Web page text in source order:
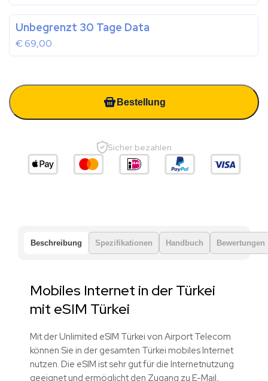
Unbegrenzt 30 Tage Data
€69,00
Bestellung
Sicher bezahlen
Beschreibung Spezifikationen Handbuch Bewertungen
Mobiles Internet in der Türkei
mit eSIM Türkei
Mit der Unlimited eSIM Türkei von Airport Telecom
können Sie in der gesamten Türkei mobiles Internet
nutzen. Die eSIM ist sehr gut für die Internetnutzung
geeignet und ermöglicht den Zugang zu E-Mail,